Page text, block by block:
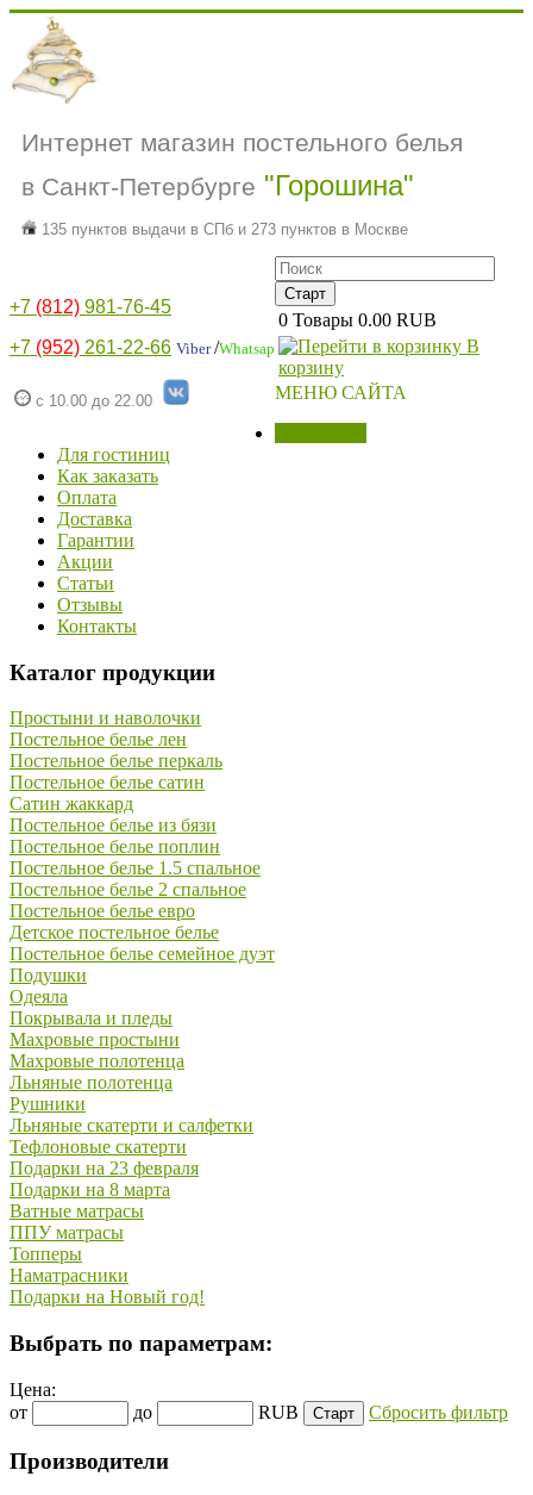
Интернет магазин постельного белья
в Санкт-Петербурге "Горошина"
135 пунктов выдачи в СПб и 273 пунктов в Москве
+7 (812) 981-76-45
+7 (952) 261-22-66 Viber/Whatsap
с 10.00 до 22.00
0 Товары 0.00 RUB
В
корзину
МЕНЮ САЙТА
Для гостиниц
Как заказать
Оплата
Доставка
Гарантии
Акции
Статьи
Отзывы
Контакты
Каталог продукции
Простыни и наволочки
Постельное белье лен
Постельное белье перкаль
Постельное белье сатин
Сатин жаккард
Постельное белье из бязи
Постельное белье поплин
Постельное белье 1.5 спальное
Постельное белье 2 спальное
Постельное белье евро
Детское постельное белье
Постельное белье семейное дуэт
Подушки
Одеяла
Покрывала и пледы
Махровые простыни
Махровые полотенца
Льняные полотенца
Рушники
Льняные скатерти и салфетки
Тефлоновые скатерти
Подарки на 23 февраля
Подарки на 8 марта
Ватные матрасы
ППУ матрасы
Топперы
Наматрасники
Подарки на Новый год!
Выбрать по параметрам:
Цена:
от
до RUB Сбросить фильтр
Производители